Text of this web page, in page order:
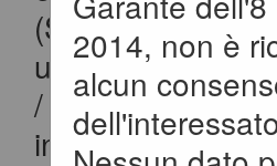
2014, non è
alcun
(Single-Sign
un'identità
/ EIDAS. Per
informazioni si